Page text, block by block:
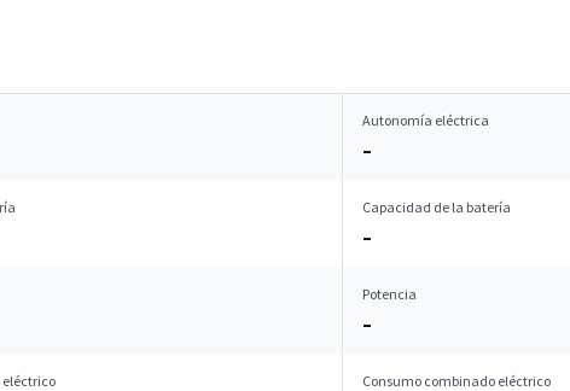
Autonomía eléctrica
–
Capacidad de la batería
–
Potencia
–
eléctrico Consumo combinado eléctrico